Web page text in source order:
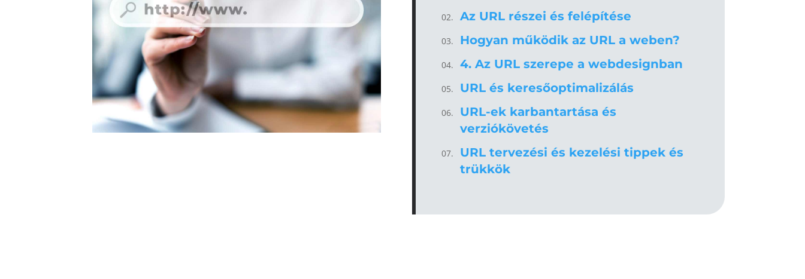
Az URL részei és felépítése
Hogyan működik az URL a weben?
4. Az URL szerepe a webdesignban
URL és keresőoptimalizálás
URL-ek karbantartása és
verziókövetés
URL tervezési és kezelési tippek és
trükkök